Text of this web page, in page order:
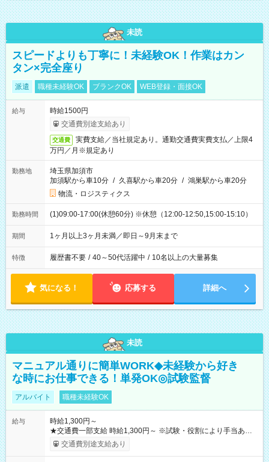
未読
スピードよりも丁寧に！未経験OK！作業はカン
タン×完全座り
派遣 職種未経験OK ブランクOK WEB登録・面接OK
給与
時給1500円
交通費別途支給あり
交通費
実費支給／当社規定あり。通勤交通費実費支払／上限4
万円／月※規定あり
勤務地
埼玉県加須市
加須駅から車10分 / 久喜駅から車20分 / 鴻巣駅から車20分
物流・ロジスティクス
勤務時間 (1)09:00-17:00(休憩60分) ※休憩（12:00-12:50,15:00-15:10）
期間 1ヶ月以上3ヶ月未満／即日～9月末まで
特徴 履歴書不要 / 40～50代活躍中 / 10名以上の大量募集
気になる！ 応募する 詳細へ
未読
マニュアル通りに簡単WORK◆未経験から好き
な時にお仕事できる！単発OK◎試験監督
アルバイト 職種未経験OK
給与
時給1,300円～
★交通費一部支給 時給1,300円～ ※試験・役割により手当あり
※勤務回数により昇給あり 【即給（前払い）オプションあ
り！】 希望される場合、勤務から1週間ほどで給与の一部を受け
交通費別途支給あり